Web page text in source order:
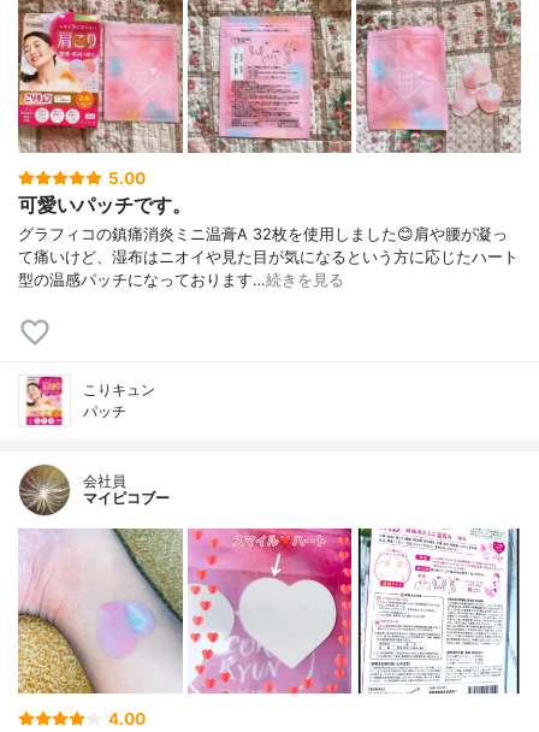
5.00
可愛いパッチです。
グラフィコの鎮痛消炎ミニ温膏A 32枚を使用しました😊肩や腰が凝っ
て痛いけど、湿布はニオイや見た目が気になるという方に応じたハート
型の温感パッチになっております…続きを見る
こりキュン
パッチ
会社員
マイピコブー
4.00